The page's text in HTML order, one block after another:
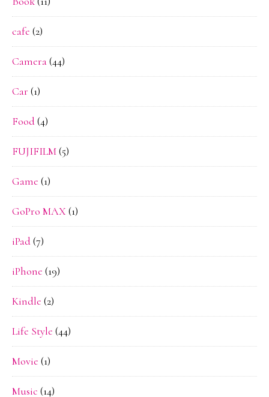
cafe (2)
Camera(44)
Car (1)
Food(4)
FUJIFILM(5)
Game (1)
GoPro MAX(1)
iPad(7)
iPhone (19)
Kindle (2)
Life Style (44)
Movie (1)
Music (14)